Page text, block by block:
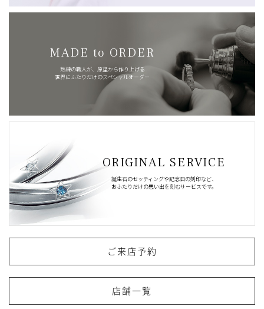
MADE to ORDER
熟練の職人が、原型から作り上げる
世界にふたりだけのスペシャルオーダー
ORIGINAL SERVICE
誕生石のセッティングや記念日の刻印など、
おふたりだけの思い出を刻むサービスです。
ご来店予約
店舗一覧